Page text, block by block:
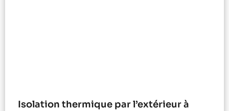
Isolation thermique par l’extérieur à